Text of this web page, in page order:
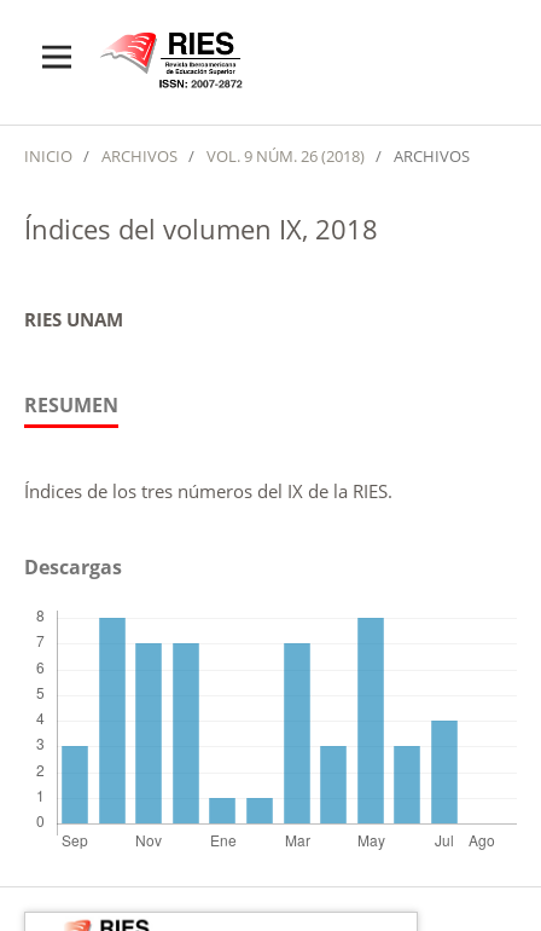
INICIO / ARCHIVOS / VOL. 9 NÚM. 26 (2018) / ARCHIVOS
Índices del volumen IX, 2018
RIES UNAM
RESUMEN
Índices de los tres números del IX de la RIES.
Descargas